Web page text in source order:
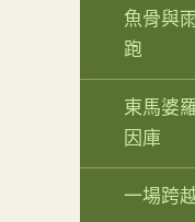
魚骨與
跑
東馬婆
因庫
一場跨